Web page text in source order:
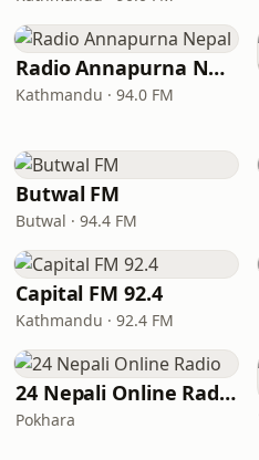
Radio Annapurna Nepal
Kathmandu · 94.0 FM
Butwal FM
Butwal · 94.4 FM
Capital FM 92.4
Kathmandu · 92.4 FM
24 Nepali Online Radio
Pokhara